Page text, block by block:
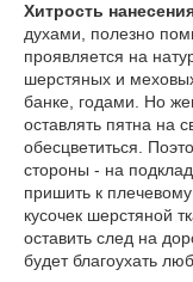
Хитрость
духами, полезно
проявляется на
шерстяных и
банке, годами. Но
оставлять пятна на
обесцветиться.
стороны - на
пришить к
кусочек шерстяной
оставить след на
будет благоухать